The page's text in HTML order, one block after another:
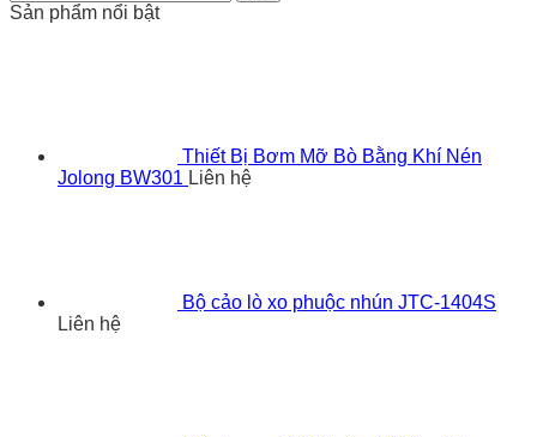
Sản phẩm nổi bật
Thiết Bị Bơm Mỡ Bò Bằng Khí Nén
Jolong BW301 Liên hệ
Bộ cảo lò xo phuộc nhún JTC-1404S
Liên hệ